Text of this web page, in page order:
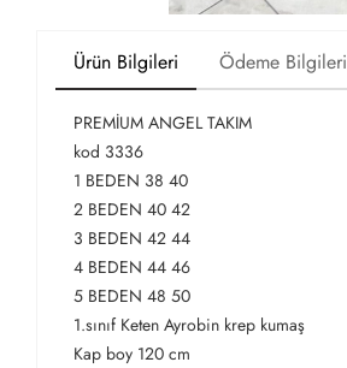
Ürün Bilgileri Ödeme Bilgileri
PREMİUM ANGEL TAKIM
kod 3336
1 BEDEN 38 40
2 BEDEN 40 42
3 BEDEN 42 44
4 BEDEN 44 46
5 BEDEN 48 50
1.sınıf Keten Ayrobin krep kumaş
Kap boy 120 cm